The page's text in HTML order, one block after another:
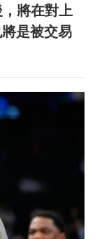
將在對上
是被交易